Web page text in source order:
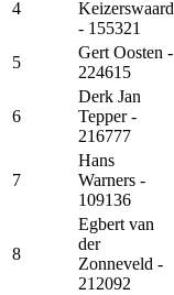
4
Keizerswaard
- 155321
5
Gert Oosten -
224615
6
Derk Jan
Tepper-
216777
7
Hans
Warners -
109136
8
Egbert van
der
Zonneveld -
212092